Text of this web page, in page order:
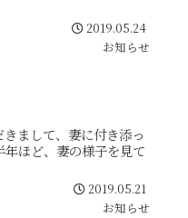
2019.05.24
お知らせ
まして、妻に付き添っ
ほど、妻の様子を見て
2019.05.21
お知らせ